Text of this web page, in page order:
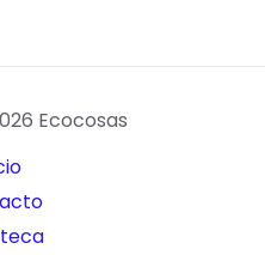
Ecocosas